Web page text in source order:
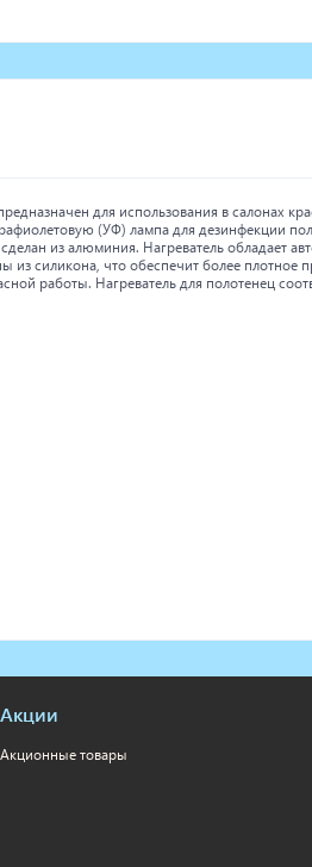
для использования в салонах
(УФ) лампа для дезинфекции
из алюминия. Нагреватель обладает
из силикона, что обеспечит более плотное
работы. Нагреватель для полотенец
Акции
Акционные товары